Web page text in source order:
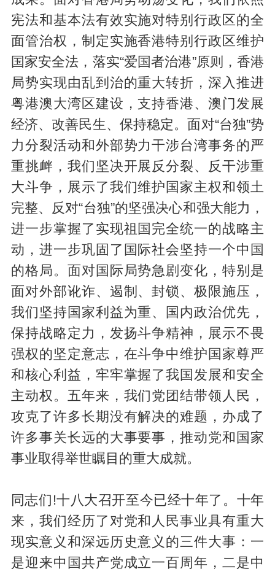
宪法和基本法有效实施对特别行政区的全
面管治权，制定实施香港特别行政区维护
国家安全法，落实“爱国者治港”原则，香港
局势实现由乱到治的重大转折，深入推进
粤港澳大湾区建设，支持香港、澳门发展
经济、改善民生、保持稳定。面对“台独”势
力分裂活动和外部势力干涉台湾事务的严
重挑衅，我们坚决开展反分裂、反干涉重
大斗争，展示了我们维护国家主权和领土
完整、反对“台独”的坚强决心和强大能力，
进一步掌握了实现祖国完全统一的战略主
动，进一步巩固了国际社会坚持一个中国
的格局。面对国际局势急剧变化，特别是
面对外部讹诈、遏制、封锁、极限施压，
我们坚持国家利益为重、国内政治优先，
保持战略定力，发扬斗争精神，展示不畏
强权的坚定意志，在斗争中维护国家尊严
和核心利益，牢牢掌握了我国发展和安全
主动权。五年来，我们党团结带领人民，
攻克了许多长期没有解决的难题，办成了
许多事关长远的大事要事，推动党和国家
事业取得举世瞩目的重大成就。
同志们!十八大召开至今已经十年了。十年
来，我们经历了对党和人民事业具有重大
现实意义和深远历史意义的三件大事：一
是迎来中国共产党成立一百周年，二是中